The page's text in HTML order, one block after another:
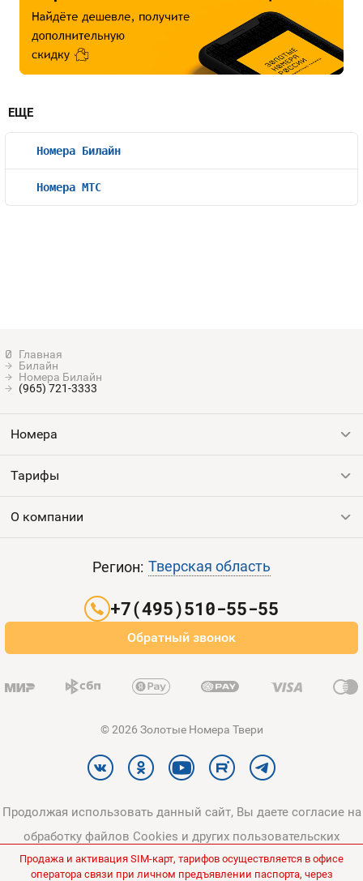
Билайн
Номера Билайн
(965) 721-3333
ЕЩЕ
Номера Билайн
Номера МТС
Номера
Все номера
Тарифы
Выгодные тарифы
О компании
Оплата и доставка
Регион: Тверская область
+7(495)510-55-55
Обратный звонок
© 2026 Золотые Номера Твери
Продолжая использовать данный сайт, Вы даете согласие на
обработку файлов Cookies и других пользовательских
данных, в соответствии сПолитикой конфиденциальности
Продажа и активация SIM-карт, тарифов осуществляется в офисе
оператора связи при личном предъявлении паспорта, через